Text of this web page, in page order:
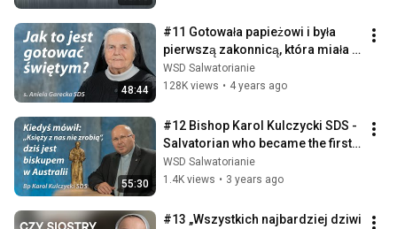
48:44
#11 Gotowała papieżowi i była
pierwszą zakonnicą, która miała
program w TV – s. Aniela Garecka
SDS
WSD Salwatorianie
128K views • 4 years ago
55:30
#12 Bishop Karol Kulczycki SDS -
Salvatorian who became the first
Polish bishop in Australia
WSD Salwatorianie
1.4K views • 3 years ago
#13 „Wszystkich najbardziej dziwi